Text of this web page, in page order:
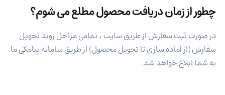
چطور از زمان دریافت محصول مطلع می شوم؟
در صورت ثبت سفارش از طریق سایت ، تمامی مراحل روند تحویل
سفارش (از آماده سازی تا تحویل محصول) از طریق سامانه پیامکی ما
به شما ابلاغ خواهد شد.